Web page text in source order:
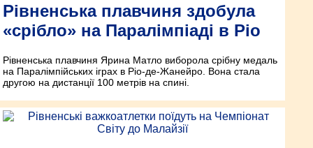
Рівненська плавчиня здобула
«срібло» на Паралімпіаді в Ріо
Рівненська плавчиня Ярина Матло виборола срібну медаль
на Паралімпійських іграх в Ріо-де-Жанейро. Вона стала
другою на дистанції 100 метрів на спині.